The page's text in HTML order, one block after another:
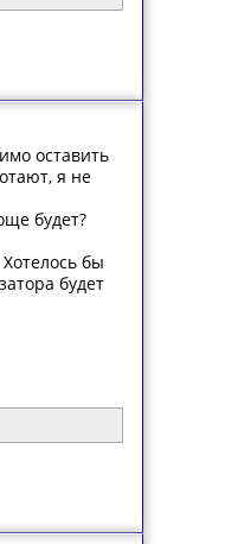
оставить
я не
будет?
бы
будет